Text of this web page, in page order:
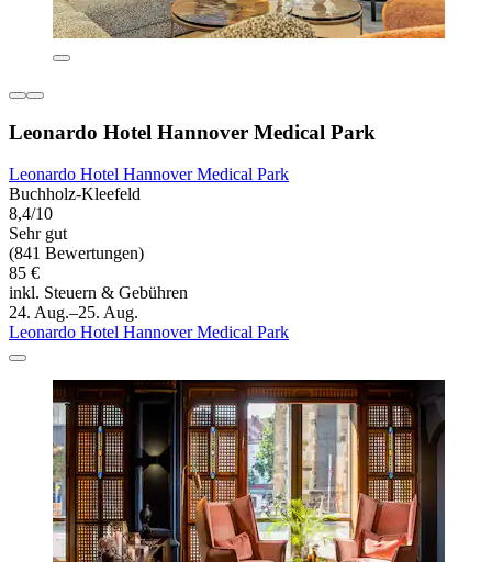
Leonardo Hotel Hannover Medical Park
Leonardo Hotel Hannover Medical Park
Buchholz-Kleefeld
8,4/10
Sehr gut
(841 Bewertungen)
85 €
inkl. Steuern & Gebühren
24. Aug.–25. Aug.
Leonardo Hotel Hannover Medical Park